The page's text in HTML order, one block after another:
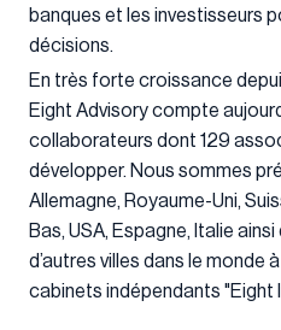
banques et les investisseurs
décisions.
En très forte croissance
Eight Advisory compte
collaborateurs dont 129
développer. Nous sommes
Allemagne, Royaume-Uni,
Bas, USA, Espagne, Italie
d’autres villes dans le monde
cabinets indépendants "Eight